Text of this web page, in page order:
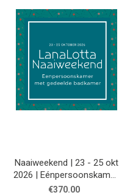
Naaiweekend | 23 - 25 okt
2026 | Eénpersoonskamer,
gedeelde badkamer
€370.00